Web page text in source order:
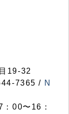
19-32
7365 / N
00〜16：